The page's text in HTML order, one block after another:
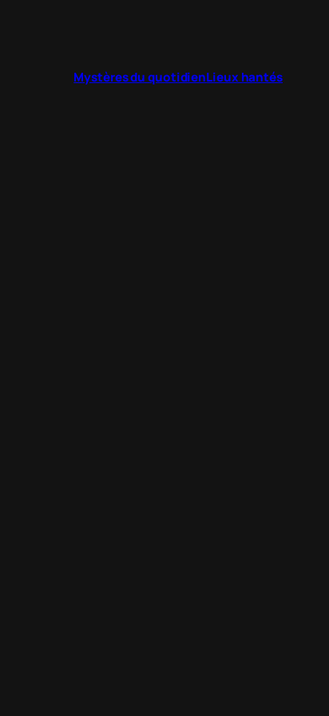
Mystères du quotidienLieux hantés